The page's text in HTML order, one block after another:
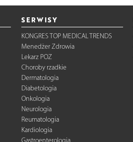
SERWISY
KONGRES TOP MEDICAL TRENDS
Menedżer Zdrowia
Lekarz POZ
Choroby rzadkie
Dermatologia
Diabetologia
Onkologia
Neurologia
Reumatologia
Kardiologia